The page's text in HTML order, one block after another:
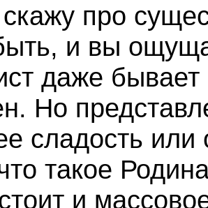
про
и вы
даже
Но
сладость или
такое
и